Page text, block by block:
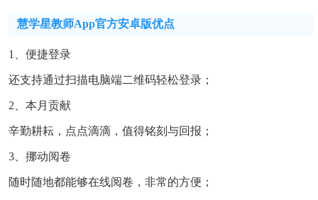
慧学星教师app官方安卓版优点
1、便捷登录
还支持通过扫描电脑端二维码轻松登录；
2、本月贡献
辛勤耕耘，点点滴滴，值得铭刻与回报；
3、挪动阅卷
随时随地都能够在线阅卷，非常的方便；